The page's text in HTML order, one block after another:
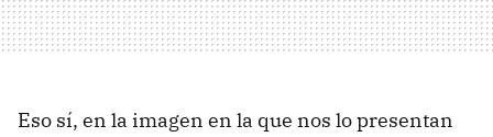
Eso sí, en la imagen en la que nos lo presentan